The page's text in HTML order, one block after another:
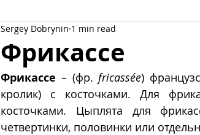
У Ф Х
Фрикассе
Sergey Dobrynin 1 min read
Фрикассе – (фр. fricassée)
кролик) с косточками. Для
косточками. Цыплята для
четвертинки, половинки или